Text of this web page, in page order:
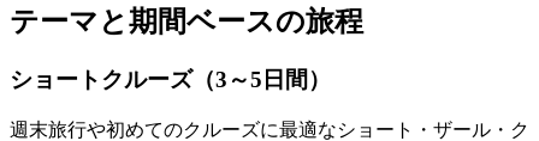
テーマと期間ベースの旅程
ショートクルーズ（3～5日間）
週末旅行や初めてのクルーズに最適なショート・ザール・ク